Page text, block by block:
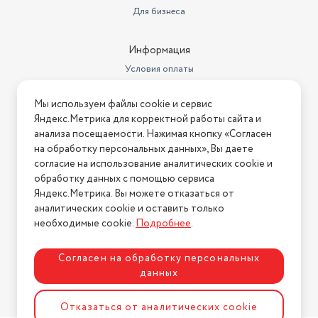
пылесборника
Особенности
Индикатор заполнения
пылесборника
Объем пылесборника
3.5 л
Максимальная потребляемая
мощность
2 100
Ширина (см)
45
Максимальный уровень шума
75
Страна производства
Китай
Для бизнеса
Информация
Условия оплаты
Условия возврата
Нашли ошибку на сайте? Напишите нам
2026 © Интернет-магазин "АстМаркет". У нас есть всё!
Политика конфиденциальности
Разработка сайтаASTDESIGN
Мы используем файлы cookie и сервис
Яндекс.Метрика для корректной работы сайта и
анализа посещаемости. Нажимая кнопку «Согласен
на обработку персональных данных», Вы даете
согласие на использование аналитических cookie и
обработку данных с помощью сервиса
Яндекс.Метрика. Вы можете отказаться от
аналитических cookie и оставить только
необходимые cookie.Подробнее.
Согласен на обработку персональных
данных
Отказаться от аналитических cookie